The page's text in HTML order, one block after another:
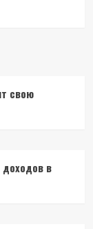
свою
доходов в